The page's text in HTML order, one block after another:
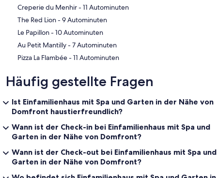
‪Creperie du Menhir - ‬11 Autominuten
‪The Red Lion - ‬9 Autominuten
‪Le Papillon - ‬10 Autominuten
‪Au Petit Mantilly - ‬7 Autominuten
‪Pizza La Flambée - ‬11 Autominuten
Häufig gestellte Fragen
Ist Einfamilienhaus mit Spa und Garten in der Nähe von
Domfront haustierfreundlich?
Wann ist der Check-in bei Einfamilienhaus mit Spa und
Garten in der Nähe von Domfront?
Wann ist der Check-out bei Einfamilienhaus mit Spa und
Garten in der Nähe von Domfront?